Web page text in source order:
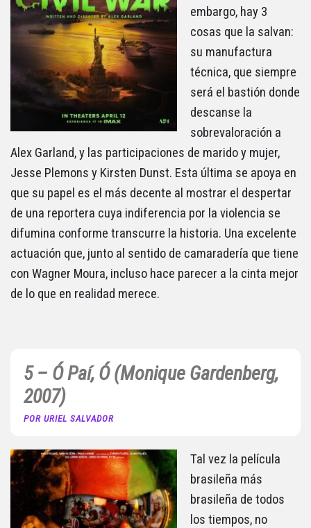
embargo, hay 3
cosas que la salvan:
su manufactura
técnica, que siempre
será el bastión donde
descanse la
sobrevaloración a
Alex Garland, y las participaciones de marido y mujer,
Jesse Plemons y Kirsten Dunst. Esta última se apoya en
que su papel es el más decente al mostrar el despertar
de una reportera cuya indiferencia por la violencia se
difumina conforme transcurre la historia. Una excelente
actuación que, junto al sentido de camaradería que tiene
con Wagner Moura, incluso hace parecer a la cinta mejor
de lo que en realidad merece.
5 – Ó Paí, Ó (Monique Gardenberg,
2007)
POR URIEL SALVADOR
Tal vez la película
brasileña más
brasileña de todos
los tiempos, no